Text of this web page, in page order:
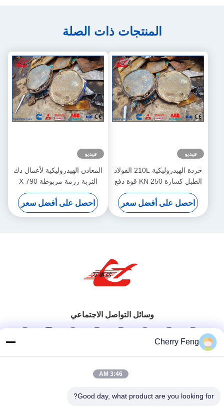
المنتجات ذات الصلة
فيديو
خردة الهيدروليكية 210L الفولاذ
الطبل كسارة 250 KN قوة دفع
ضمان سنة واحدة
احصل على أفضل سعر
فيديو
المعادن الهيدروليكية لأعمال دك
التربة رزمة مربوطة 790 X
790 X 1060mm ضغط مربع
الحجم
احصل على أفضل سعر
وسائل التواصل الاجتماعي
اتصل سريعًا
86-135-84177887
Cherry Feng
3:46 AM
Good day, what product are you looking for?